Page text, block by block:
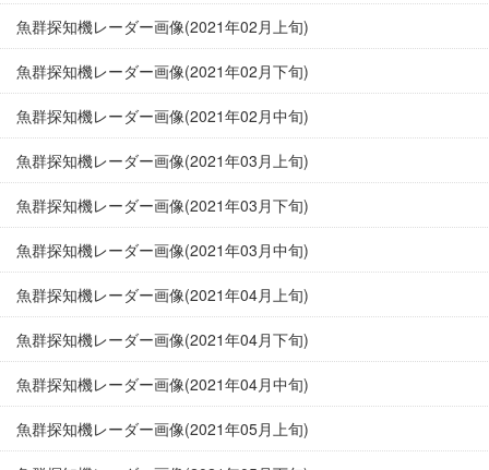
魚群探知機レーダー画像(2021年02月上旬)
魚群探知機レーダー画像(2021年02月下旬)
魚群探知機レーダー画像(2021年02月中旬)
魚群探知機レーダー画像(2021年03月上旬)
魚群探知機レーダー画像(2021年03月下旬)
魚群探知機レーダー画像(2021年03月中旬)
魚群探知機レーダー画像(2021年04月上旬)
魚群探知機レーダー画像(2021年04月下旬)
魚群探知機レーダー画像(2021年04月中旬)
魚群探知機レーダー画像(2021年05月上旬)